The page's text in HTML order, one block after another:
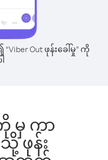
Out ဖုန်းခေါ်မှု” ကို
မှ ကာ
ဖုန်း